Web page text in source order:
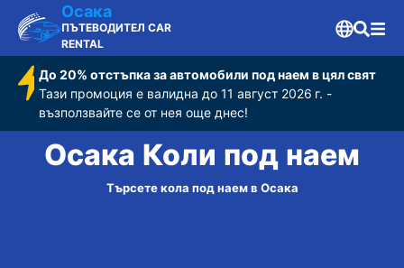
Осака
ПЪТЕВОДИТЕЛ CAR
RENTAL
До 20% отстъпка за автомобили под наем в цял свят
Тази промоция е валидна до 11 август 2026 г. -
възползвайте се от нея още днес!
Осака Коли под наем
Търсете кола под наем в Осака